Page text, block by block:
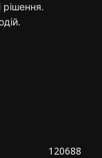
рішення.
120688